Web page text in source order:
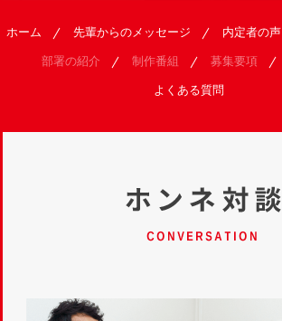
ホーム 先輩からのメッセージ 内定者の声
部署の紹介 制作番組 募集要項
よくある質問